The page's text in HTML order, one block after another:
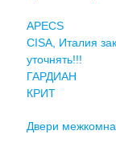
APECS
CISA, Италия
уточнять!!!
ГАРДИАН
КРИТ
Двери